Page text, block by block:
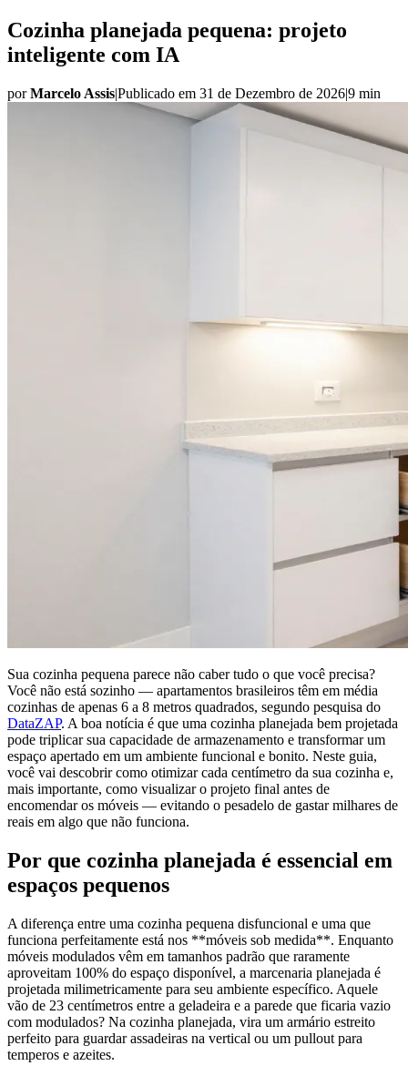
Cozinha planejada pequena: projeto
inteligente com IA
porMarcelo Assis|Publicado em 31 de Dezembro de 2026|9 min
Sua cozinha pequena parece não caber tudo o que você precisa?
Você não está sozinho — apartamentos brasileiros têm em média
cozinhas de apenas 6 a 8 metros quadrados, segundo pesquisa do
DataZAP. A boa notícia é que uma cozinha planejada bem projetada
pode triplicar sua capacidade de armazenamento e transformar um
espaço apertado em um ambiente funcional e bonito. Neste guia,
você vai descobrir como otimizar cada centímetro da sua cozinha e,
mais importante, como visualizar o projeto final antes de
encomendar os móveis — evitando o pesadelo de gastar milhares de
reais em algo que não funciona.
Por que cozinha planejada é essencial em
espaços pequenos
A diferença entre uma cozinha pequena disfuncional e uma que
funciona perfeitamente está nos **móveis sob medida**. Enquanto
móveis modulados vêm em tamanhos padrão que raramente
aproveitam 100% do espaço disponível, a marcenaria planejada é
projetada milimetricamente para seu ambiente específico. Aquele
vão de 23 centímetros entre a geladeira e a parede que ficaria vazio
com modulados? Na cozinha planejada, vira um armário estreito
perfeito para guardar assadeiras na vertical ou um pullout para
temperos e azeites.